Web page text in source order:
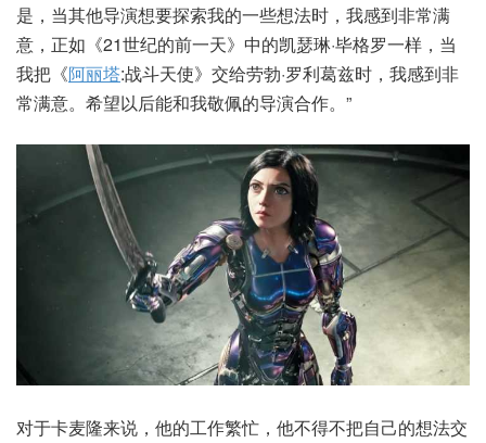
是，当其他导演想要探索我的一些想法时，我感到非常满
意，正如《21世纪的前一天》中的凯瑟琳·毕格罗一样，当
我把《阿丽塔:战斗天使》交给劳勃·罗利葛兹时，我感到非
常满意。希望以后能和我敬佩的导演合作。”
对于卡麦隆来说，他的工作繁忙，他不得不把自己的想法交